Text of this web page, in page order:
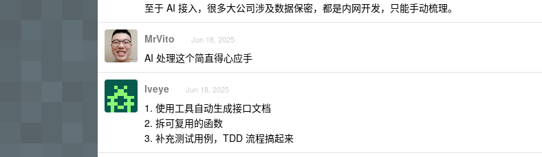
至于 AI 接入，很多大公司涉及数据保密，都是内网开发，只能手动梳理。
MrVito Jun 18, 2025
AI 处理这个简直得心应手
lveye Jun 18, 2025
1. 使用工具自动生成接口文档
2. 拆可复用的函数
3. 补充测试用例，TDD 流程搞起来